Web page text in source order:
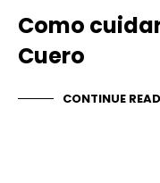
Como
Cuero
CONTINUE